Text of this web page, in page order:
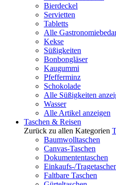
Bierdeckel
Servietten
Tabletts
Alle
Kekse
Süßigkeiten
Bonbongläser
Kaugummi
Pfefferminz
Schokolade
Alle Süßigkeiten
Wasser
Alle Artikel anzeigen
Taschen & Reisen
Zurück zu allen Kategorien
Baumwolltaschen
Canvas-Taschen
Dokumententaschen
Einkaufs-/
Faltbare Taschen